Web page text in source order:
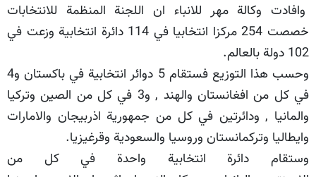
وافادت وكالة مهر للانباء ان اللجنة المنظمة للانتخابات
خصصت 254 مركزا انتخابيا في 114 دائرة انتخابية وزعت في
102 دولة بالعالم.
وحسب هذا التوزيع فستقام 5 دوائر انتخابية في باكستان و4
في كل من افغانستان والهند , و3 في كل من الصين وتركيا
والمانيا , ودائرتين في كل من جمهورية اذربيجان والامارات
وايطاليا وتركمانستان وروسيا والسعودية وقرغيزيا.
وستقام دائرة انتخابية واحدة في كل من